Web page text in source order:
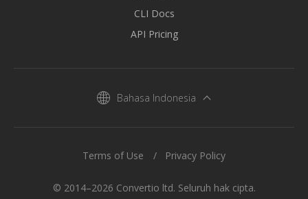
CLI Docs
API Pricing
Bahasa Indonesia
© 2014–2026 Convertio ltd. Seluruh hak cipta.
Terms of Use Privacy Policy